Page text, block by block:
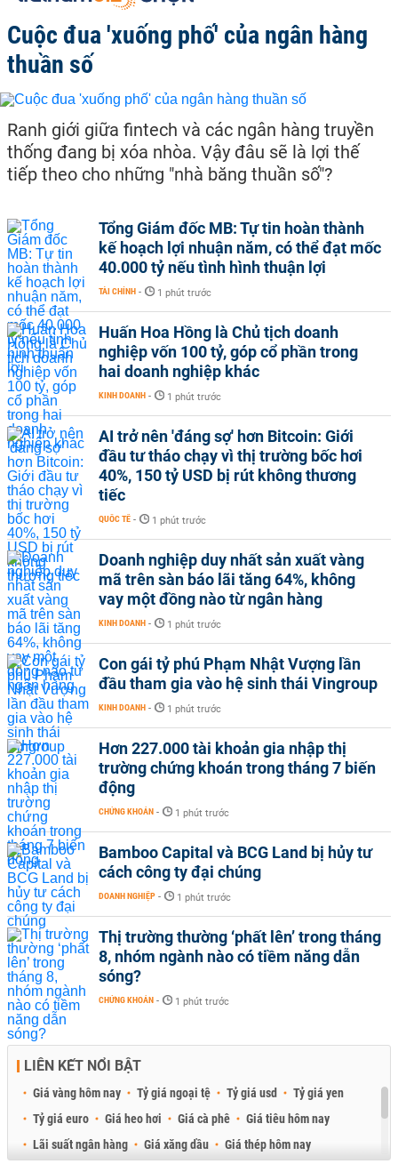
Cuộc đua 'xuống phố' của ngân hàng
thuần số
Ranh giới giữa fintech và các ngân hàng truyền
thống đang bị xóa nhòa. Vậy đâu sẽ là lợi thế
tiếp theo cho những "nhà băng thuần số"?
Tổng Giám đốc MB: Tự tin hoàn thành
kế hoạch lợi nhuận năm, có thể đạt mốc
40.000 tỷ nếu tình hình thuận lợi
TÀI CHÍNH - 1 phút trước
Huấn Hoa Hồng là Chủ tịch doanh
nghiệp vốn 100 tỷ, góp cổ phần trong
hai doanh nghiệp khác
KINH DOANH - 1 phút trước
AI trở nên 'đáng sợ' hơn Bitcoin: Giới
đầu tư tháo chạy vì thị trường bốc hơi
40%, 150 tỷ USD bị rút không thương
tiếc
QUỐC TẾ - 1 phút trước
Doanh nghiệp duy nhất sản xuất vàng
mã trên sàn báo lãi tăng 64%, không
vay một đồng nào từ ngân hàng
KINH DOANH - 1 phút trước
Con gái tỷ phú Phạm Nhật Vượng lần
đầu tham gia vào hệ sinh thái Vingroup
KINH DOANH - 1 phút trước
Hơn 227.000 tài khoản gia nhập thị
trường chứng khoán trong tháng 7 biến
động
CHỨNG KHOÁN - 1 phút trước
Bamboo Capital và BCG Land bị hủy tư
cách công ty đại chúng
DOANH NGHIỆP - 1 phút trước
Thị trường thường ‘phất lên’ trong tháng
8, nhóm ngành nào có tiềm năng dẫn
sóng?
CHỨNG KHOÁN - 1 phút trước
LIÊN KẾT NỔI BẬT
Giá vàng hôm nay Tỷ giá ngoại tệ Tỷ giá usd
Tỷ giá yen
Tỷ giá euro
Giá heo hơi Giá cà phê
Giá tiêu hôm nay
Lãi suất ngân hàng
Giá xăng dầu
Giá thép hôm nay